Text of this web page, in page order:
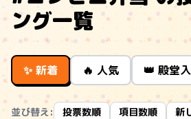
ング一覧
✨ 新着 🔥 人気 👑 殿堂
並び替え: 投票数順 項目数順 新